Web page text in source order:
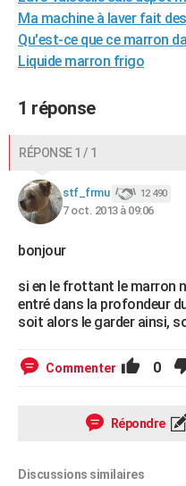
Destinations
City break
Voyage nature
Voyage de noces
Forum
Climat
PHOTO
GUIDES D'ACHAT
Carte de Noël
Carte Bonne année
Carte Saint-Valentin
Carte Pâques
Carte d'anniversaire
Dictionnaire
Biographies
Citations
Expressions
Proverbes
PROGRAMME TV
FORUM
Ma machine à laver fait
Qu'est-ce que ce marron
Liquide marron frigo
1 réponse
RÉPONSE 1 / 1
stf_frmu 12 490
7 oct. 2013 à 09:06
bonjour
si en le frottant le marron
entré dans la profondeur
soit alors le garder ainsi,
Commenter 0
Répondre
Discussions similaires